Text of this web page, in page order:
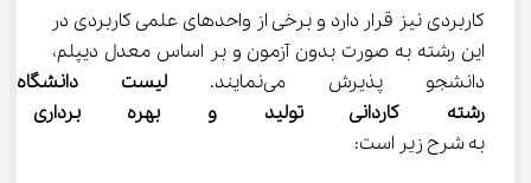
کاربردی نیز قرار دارد و برخی از واحدهای علمی کاربردی در
این رشته به صورت بدون آزمون و بر اساس معدل دیپلم،
دانشجو پذیرش می‌نمایند.
لیست
رشته ﻛﺎردانی ﺗﻮلید و ﺑﻬﺮه
به شرح زیر است: